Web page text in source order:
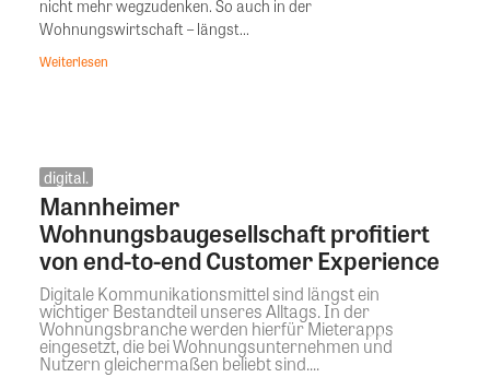
nicht mehr wegzudenken. So auch in der
Wohnungswirtschaft – längst...
Weiterlesen
digital.
Mannheimer
Wohnungsbaugesellschaft profitiert
von end-to-end Customer Experience
Digitale Kommunikationsmittel sind längst ein
wichtiger Bestandteil unseres Alltags. In der
Wohnungsbranche werden hierfür Mieterapps
eingesetzt, die bei Wohnungsunternehmen und
Nutzern gleichermaßen beliebt sind....